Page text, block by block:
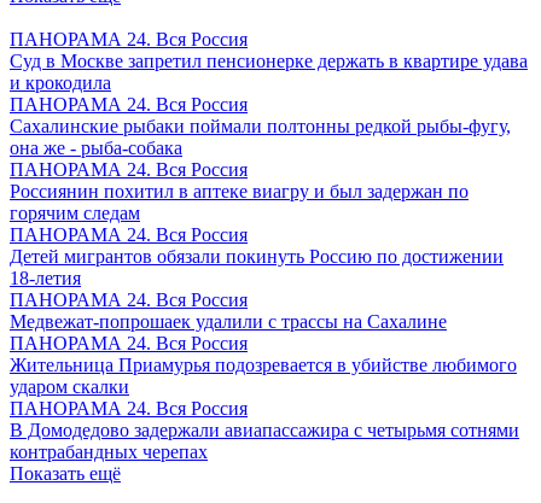
ПАНОРАМА 24. Вся Россия
Суд в Москве запретил пенсионерке держать в квартире удава
и крокодила
ПАНОРАМА 24. Вся Россия
Сахалинские рыбаки поймали полтонны редкой рыбы-фугу,
она же - рыба-собака
ПАНОРАМА 24. Вся Россия
Россиянин похитил в аптеке виагру и был задержан по
горячим следам
ПАНОРАМА 24. Вся Россия
Детей мигрантов обязали покинуть Россию по достижении
18-летия
ПАНОРАМА 24. Вся Россия
Медвежат-попрошаек удалили с трассы на Сахалине
ПАНОРАМА 24. Вся Россия
Жительница Приамурья подозревается в убийстве любимого
ударом скалки
ПАНОРАМА 24. Вся Россия
В Домодедово задержали авиапассажира с четырьмя сотнями
контрабандных черепах
Показать ещё